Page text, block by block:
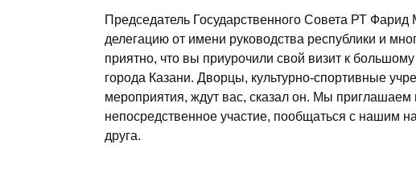
Председатель Государственного Совета РТ
делегацию от имени руководства республики и
приятно, что вы приурочили свой визит к
города Казани. Дворцы, культурно-спортивные
мероприятия, ждут вас, сказал он. Мы приглашаем
непосредственное участие, пообщаться с нашим
друга.